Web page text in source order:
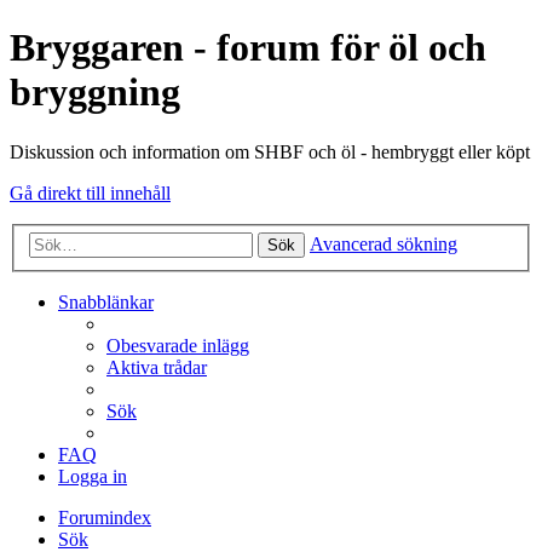
Bryggaren - forum för öl och
bryggning
Diskussion och information om SHBF och öl - hembryggt eller köpt
Gå direkt till innehåll
Sök Avancerad sökning
Snabblänkar
Obesvarade inlägg
Aktiva trådar
Sök
FAQ
Logga in
Forumindex
Sök